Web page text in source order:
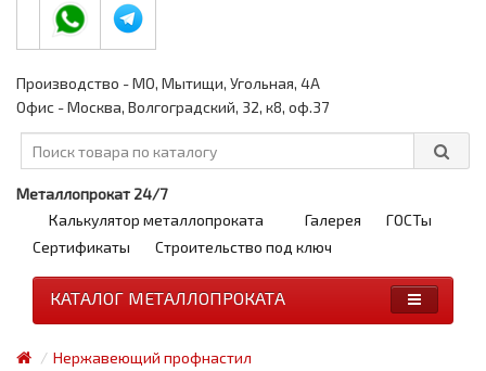
Производство - МО, Мытищи, Угольная, 4А
Офис - Москва, Волгоградский, 32, к8, оф.37
Металлопрокат 24/7
Калькулятор металлопроката
Галерея
ГОСТы
Сертификаты
Строительство под ключ
КАТАЛОГ МЕТАЛЛОПРОКАТА
Нержавеющий профнастил